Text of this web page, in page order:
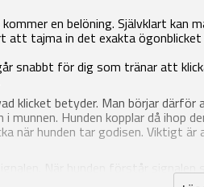
en belöning. Självklart kan
att tajma in det exakta
snabbt för dig som tränar att
klicket betyder. Man börjar därför
Hunden kopplar då ihop
när hunden tar godisen. Viktigt
När hunden förstår signalen